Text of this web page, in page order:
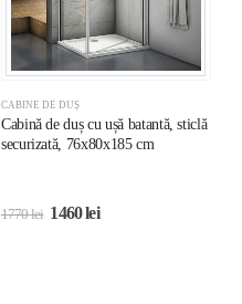
CABINE DE DUȘ
Cabină de duș cu ușă batantă, sticlă
securizată, 76x80x185 cm
1770lei 1460lei